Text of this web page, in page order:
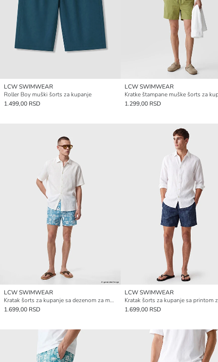
LCW SWIMWEAR
Roller Boy muški šorts za kupanje
1.499,00 RSD
LCW SWIMWEAR
Kratke štampane muške šorts za
1.299,00 RSD
LCW SWIMWEAR
Kratak šorts za kupanje sa dezenom za muškarce
1.699,00 RSD
LCW SWIMWEAR
1.699,00 RSD